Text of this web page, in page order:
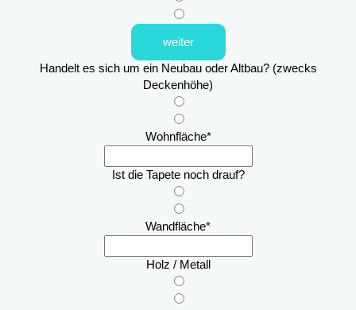
weiter
Handelt es sich um ein Neubau oder Altbau? (zwecks
Deckenhöhe)
Wohnfläche*
Ist die Tapete noch drauf?
Wandfläche*
Holz / Metall